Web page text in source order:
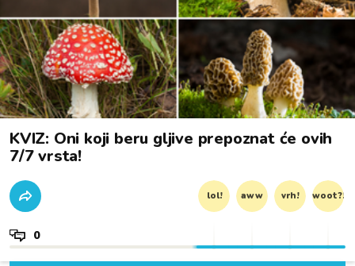
KVIZ: Oni koji beru gljive prepoznat će ovih
7/7 vrsta!
lol! aww vrh! woot?!
0